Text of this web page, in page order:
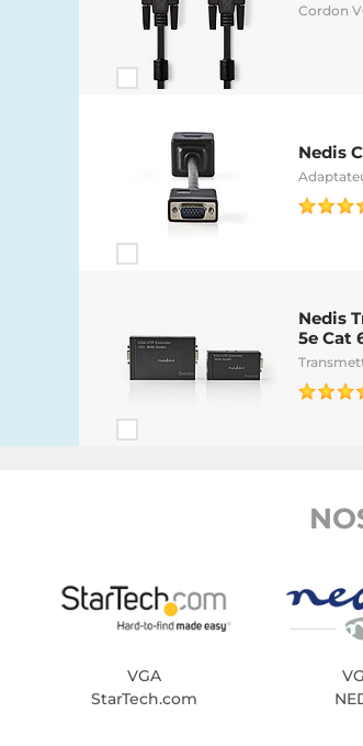
Cordon
Nedis
Nedis
5e Cat
VGA
StarTech.com